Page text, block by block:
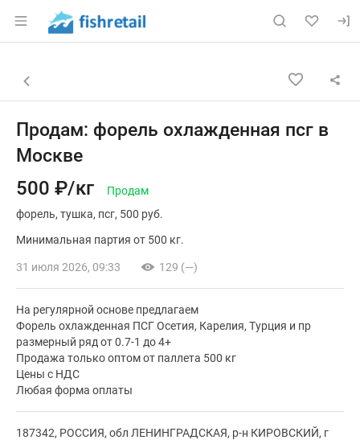
Раздел навигации по сайту fishretail.ru
Объявление: Продам: форель
Навигация и управление объявлением
Назад к списку объявлений
Продам: форель охлажденная псг в
Москве
500 ₽/кг
Продам
форель тушка псг 500 руб.
Минимальная партия от 500 кг.
31 июля 2026, 09:33 129 (—)
На регулярной основе предлагаем
Форель охлажденная ПСГ Осетия, Карелия, Турция и пр
размерный ряд от 0.7-1 до 4+
Продажа только оптом от паллета 500 кг
Цены с НДС
Любая форма оплаты
187342, РОССИЯ, обл ЛЕНИНГРАДСКАЯ, р-н КИРОВСКИЙ, г